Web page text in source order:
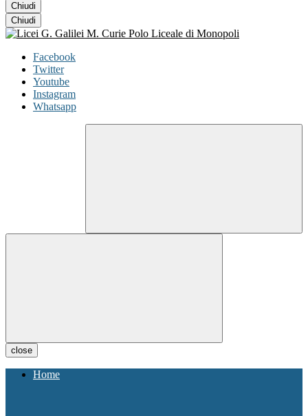
Chiudi
Chiudi
Facebook
Twitter
Youtube
Instagram
Whatsapp
close
Home